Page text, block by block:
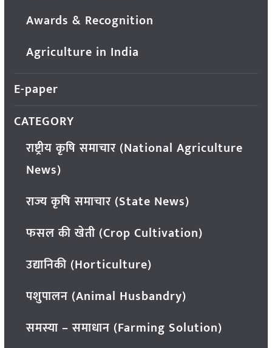
Awards & Recognition
Agriculture in India
E-paper
CATEGORY
राष्ट्रीय कृषि समाचार (National Agriculture
News)
राज्य कृषि समाचार (State News)
फसल की खेती (Crop Cultivation)
उद्यानिकी (Horticulture)
पशुपालन (Animal Husbandry)
समस्या – समाधान (Farming Solution)